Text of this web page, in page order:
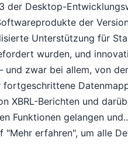
der Desktop-
der
Unterstützung für
wurden, und
und zwar bei allem, von
fortgeschrittene
XBRL-Berichten und
Funktionen gelangen
"Mehr erfahren", um alle